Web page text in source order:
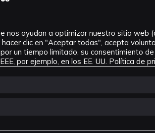
nos ayudan a optimizar nuestro sitio web
clic en "Aceptar todas", acepta
un tiempo limitado, su consentimiento
por ejemplo, en los EE. UU. Política de